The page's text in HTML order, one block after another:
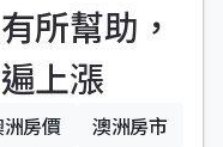
所幫助，
上漲
房價
澳洲房市